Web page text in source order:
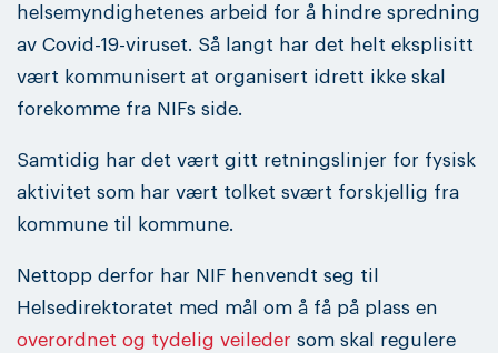
helsemyndighetenes arbeid for å hindre spredning
av Covid-19-viruset. Så langt har det helt eksplisitt
vært kommunisert at organisert idrett ikke skal
forekomme fra NIFs side.
Samtidig har det vært gitt retningslinjer for fysisk
aktivitet som har vært tolket svært forskjellig fra
kommune til kommune.
Nettopp derfor har NIF henvendt seg til
Helsedirektoratet med mål om å få på plass en
overordnet og tydelig veileder som skal regulere